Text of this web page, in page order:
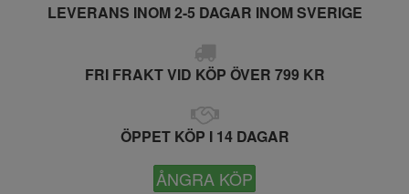
LEVERANS INOM 2-5 DAGAR INOM SVERIGE
FRI FRAKT VID KÖP ÖVER 799 KR
ÖPPET KÖP I 14 DAGAR
ÅNGRA KÖP